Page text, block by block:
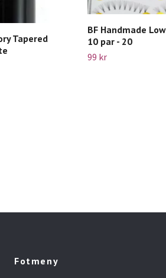
Tapered
BF Handmade
10 par - 20
99 kr
Fotmeny